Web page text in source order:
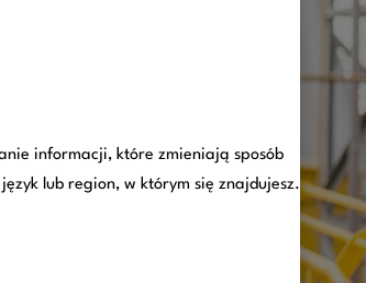
informacji, które zmieniają sposób
lub region, w którym się znajdujesz.